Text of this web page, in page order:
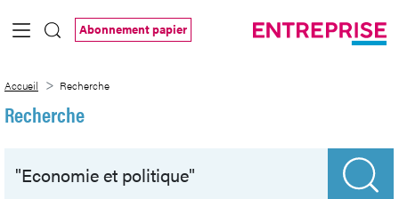
Saut au contenu principal
Abonnement papier
Accueil Recherche
Recherche